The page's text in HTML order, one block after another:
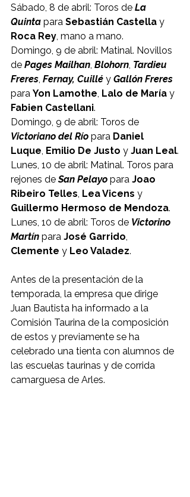
Sábado, 8 de abril: Toros de La
Quinta para Sebastián Castella y
Roca Rey, mano a mano.
Domingo, 9 de abril: Matinal. Novillos
de Pages Mailhan, Blohorn, Tardieu
Freres, Fernay, Cuillé y Gallón Freres
para Yon Lamothe, Lalo de María y
Fabien Castellani.
Domingo, 9 de abril: Toros de
Victoriano del Río para Daniel
Luque, Emilio De Justo y Juan Leal.
Lunes, 10 de abril: Matinal. Toros para
rejones de San Pelayo para Joao
Ribeiro Telles, Lea Vicens y
Guillermo Hermoso de Mendoza.
Lunes, 10 de abril: Toros de Victorino
Martín para José Garrido,
Clemente y Leo Valadez.
Antes de la presentación de la
temporada, la empresa que dirige
Juan Bautista ha informado a la
Comisión Taurina de la composición
de estos y previamente se ha
celebrado una tienta con alumnos de
las escuelas taurinas y de corrida
camarguesa de Arles.